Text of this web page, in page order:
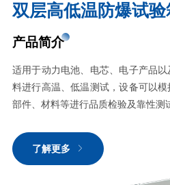
双层高低温防爆试
产品简介
适用于动力电池、电芯、电子产品
料进行高温、低温测试，设备可以
部件、材料等进行品质检验及靠性测
了解更多